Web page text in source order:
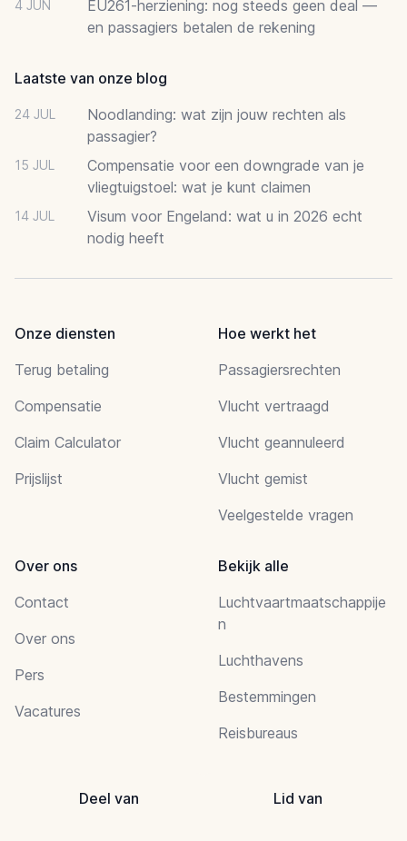
4 JUN
EU261-herziening: nog steeds geen deal —
en passagiers betalen de rekening
Laatste van onze blog
24 JUL
Noodlanding: wat zijn jouw rechten als
passagier?
15 JUL
Compensatie voor een downgrade van je
vliegtuigstoel: wat je kunt claimen
14 JUL
Visum voor Engeland: wat u in 2026 echt
nodig heeft
Onze diensten
Terug betaling
Compensatie
Claim Calculator
Prijslijst
Hoe werkt het
Passagiersrechten
Vlucht vertraagd
Vlucht geannuleerd
Vlucht gemist
Veelgestelde vragen
Over ons
Contact
Over ons
Pers
Vacatures
Bekijk alle
Luchtvaartmaatschappije
n
Luchthavens
Bestemmingen
Reisbureaus
Deel van Lid van